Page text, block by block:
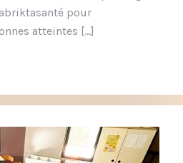
pour
atteintes […]